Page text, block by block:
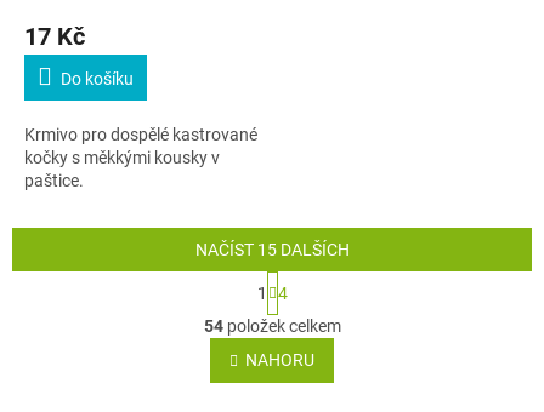
17 Kč
Do košíku
Krmivo pro dospělé kastrované
kočky s měkkými kousky v
paštice.
O
v
l
á
NAČÍST 15 DALŠÍCH
t
r
á
n
k
1
4
54položek celkem
NAHORU